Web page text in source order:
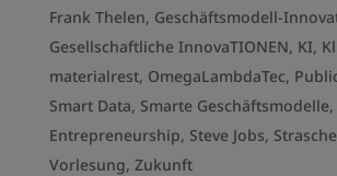
Frank Thelen, Geschäftsmodell-
Gesellschaftliche InnovaTIONEN, KI,
materialrest, OmegaLambdaTec,
Smart Data, Smarte Geschäftsmodelle,
Entrepreneurship, Steve Jobs,
Vorlesung, Zukunft